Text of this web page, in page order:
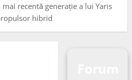
recentă generație a lui Yaris
hibrid